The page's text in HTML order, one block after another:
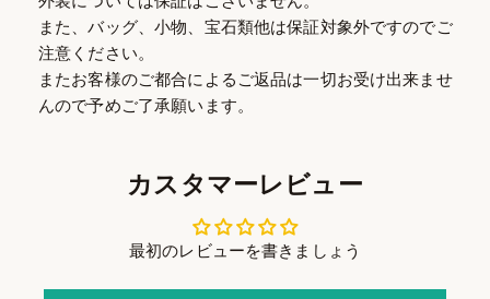
また、バッグ、小物、宝石類他は保証対象外ですのでご
注意ください。
またお客様のご都合によるご返品は一切お受け出来ませ
んので予めご了承願います。
カスタマーレビュー
最初のレビューを書きましょう